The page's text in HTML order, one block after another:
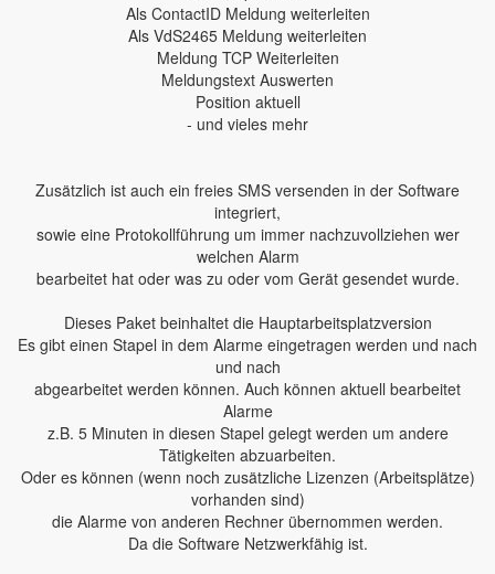
Als ContactID Meldung weiterleiten
Als VdS2465 Meldung weiterleiten
Meldung TCP Weiterleiten
Meldungstext Auswerten
Position aktuell
- und vieles mehr
Zusätzlich ist auch ein freies SMS versenden in der Software
integriert,
sowie eine Protokollführung um immer nachzuvollziehen wer
welchen Alarm
bearbeitet hat oder was zu oder vom Gerät gesendet wurde.
Dieses Paket beinhaltet die Hauptarbeitsplatzversion
Es gibt einen Stapel in dem Alarme eingetragen werden und nach
und nach
abgearbeitet werden können. Auch können aktuell bearbeitet
Alarme
z.B. 5 Minuten in diesen Stapel gelegt werden um andere
Tätigkeiten abzuarbeiten.
Oder es können (wenn noch zusätzliche Lizenzen (Arbeitsplätze)
vorhanden sind)
die Alarme von anderen Rechner übernommen werden.
Da die Software Netzwerkfähig ist.